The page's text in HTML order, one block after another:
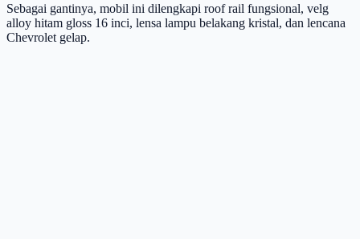
Sebagai gantinya, mobil ini dilengkapi roof rail fungsional, velg
alloy hitam gloss 16 inci, lensa lampu belakang kristal, dan lencana
Chevrolet gelap.